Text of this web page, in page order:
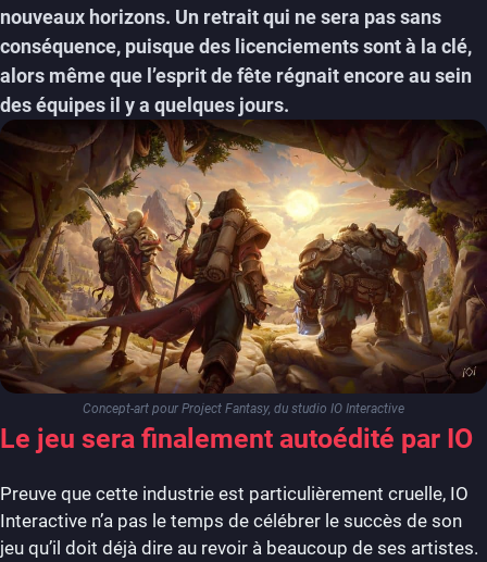
nouveaux horizons. Un retrait qui ne sera pas sans
conséquence, puisque des licenciements sont à la clé,
alors même que l’esprit de fête régnait encore au sein
des équipes il y a quelques jours.
Concept-art pour Project Fantasy, du studio IO Interactive
Le jeu sera finalement autoédité par IO
Preuve que cette industrie est particulièrement cruelle, IO
Interactive n’a pas le temps de célébrer le succès de son
jeu qu’il doit déjà dire au revoir à beaucoup de ses artistes.